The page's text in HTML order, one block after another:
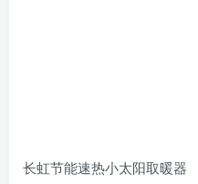
长虹节能速热小太阳取暖器